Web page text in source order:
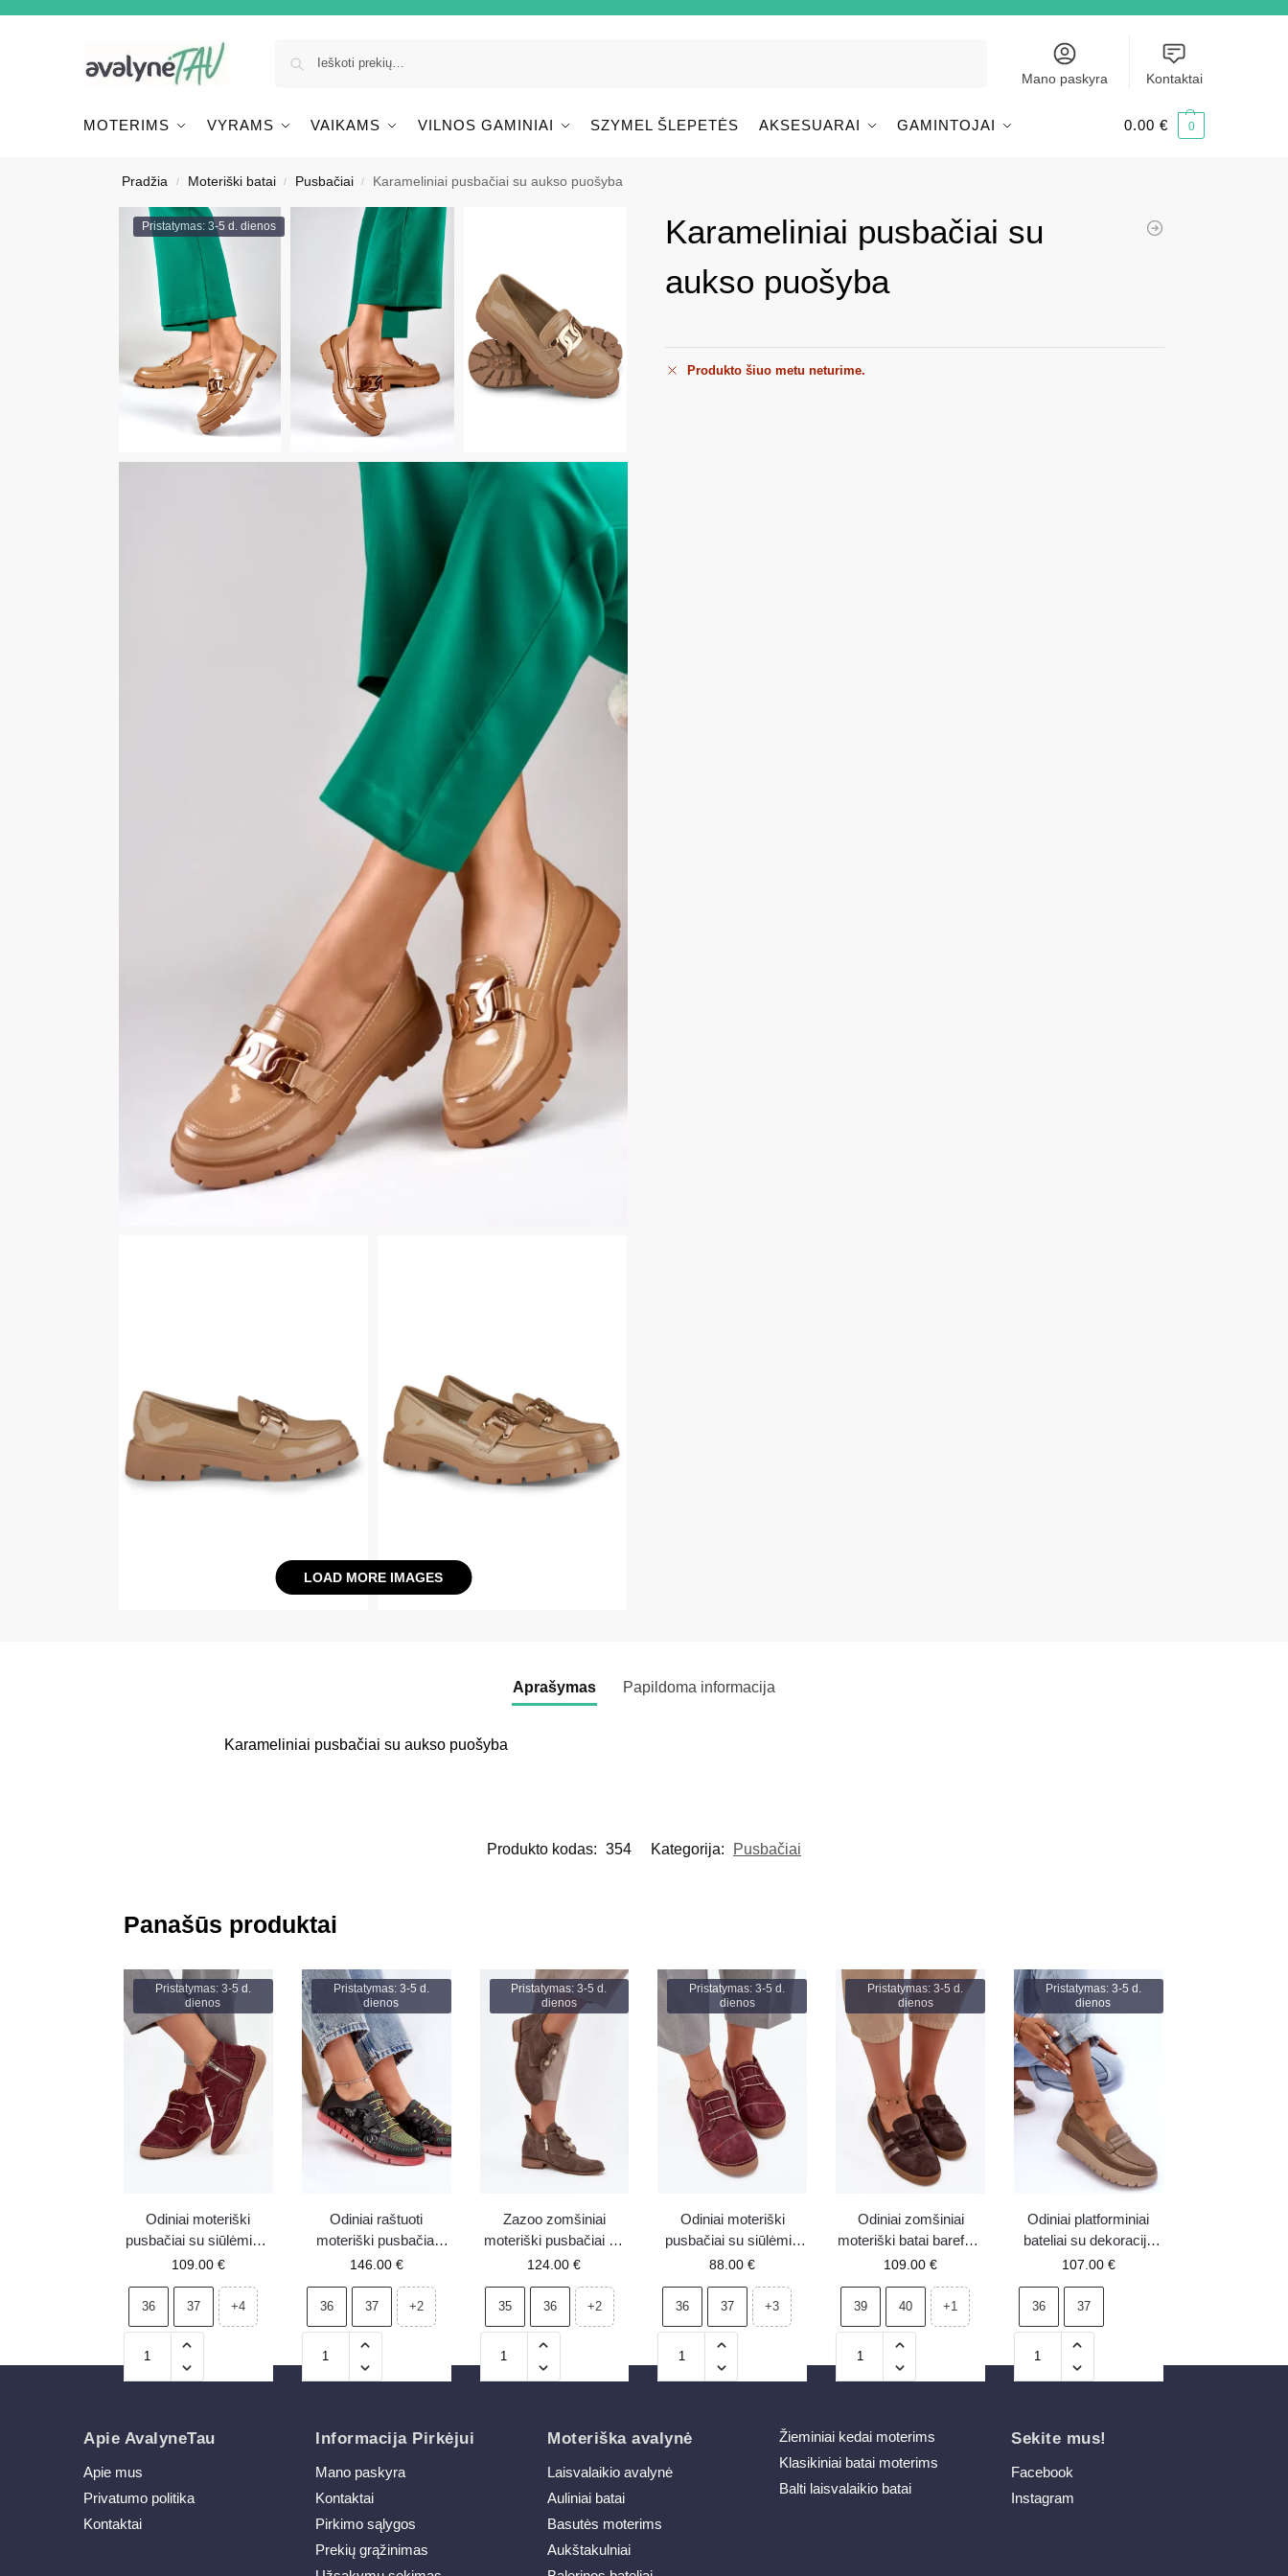
Mano paskyra Kontaktai
MOTERIMS VYRAMS VAIKAMS VILNOS GAMINIAI SZYMEL ŠLEPETĖS AKSESUARAI GAMINTOJAI 0.00 € 0
Pradžia / Moteriški batai / Pusbačiai / Karameliniai pusbačiai su aukso puošyba
Pristatymas: 3-5 d. dienos
LOAD MORE IMAGES
Karameliniai pusbačiai su
aukso puošyba
Produkto šiuo metu neturime.
Aprašymas Papildoma informacija
Karameliniai pusbačiai su aukso puošyba
Produkto kodas: 354 Kategorija: Pusbačiai
Panašūs produktai
Pristatymas: 3-5 d.
dienos
Odiniai moteriški
pusbačiai su siūlėmis ir
užtrauktuku Artiker
109.00 €
36 37 +4
Pristatymas: 3-5 d.
dienos
Odiniai raštuoti
moteriški pusbačiai
Maciejka 06784-20
146.00 €
36 37 +2
Pristatymas: 3-5 d.
dienos
Zazoo zomšiniai
moteriški pusbačiai su
dekoratyviomis gėlėmis
spalvos
124.00€
35 36 +2
Pristatymas: 3-5 d.
dienos
Odiniai moteriški
pusbačiai su siūlėmis
Artiker 57C2111
88.00€
36 37 +3
Pristatymas: 3-5 d.
dienos
Odiniai zomšiniai
moteriški batai barefoot
stiliaus Zazoo N1341
109.00€
39 40 +1
Pristatymas: 3-5 d.
dienos
Odiniai platforminiai
bateliai su dekoracija
smėlio spalvos Lemar
107.00 €
36 37
Apie AvalyneTau
Apie mus
Privatumo politika
Kontaktai
Informacija Pirkėjui
Mano paskyra
Kontaktai
Pirkimo sąlygos
Prekių grąžinimas
Moteriška avalynė
Laisvalaikio avalynė
Auliniai batai
Basutės moterims
Aukštakulniai
Žieminiai kedai moterims
Klasikiniai batai moterims
Balti laisvalaikio batai
Sekite mus!
Facebook
Instagram